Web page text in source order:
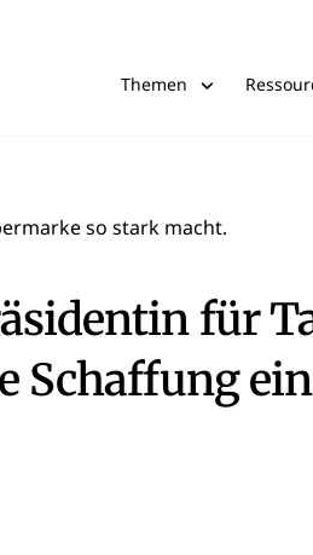
Themen
für
Schaffung
so stark macht.